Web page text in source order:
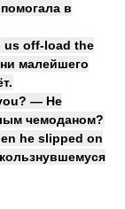
в
us off-load the
малейшего
— Не
чемоданом?
he slipped on